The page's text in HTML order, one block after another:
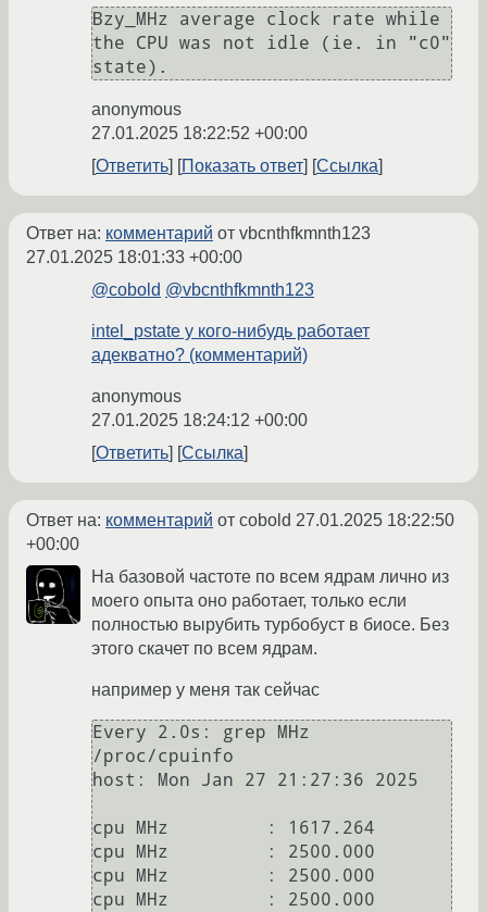
Bzy_MHz average clock rate while
the CPU was not idle (ie. in "c0"
state).
anonymous
27.01.2025 18:22:52 +00:00
Ответить
Показать ответ Ссылка
Ответ на: комментарий от vbcnthfkmnth123
27.01.2025 18:01:33 +00:00
@cobold @vbcnthfkmnth123
intel_pstate у кого-нибудь работает
адекватно? (комментарий)
anonymous
27.01.2025 18:24:12 +00:00
Ответить
Ссылка
Ответ на: комментарий от cobold 27.01.2025 18:22:50
+00:00
На базовой частоте по всем ядрам лично из
моего опыта оно работает, только если
полностью вырубить турбобуст в биосе. Без
этого скачет по всем ядрам.
например у меня так сейчас
Every 2.0s: grep MHz
/proc/cpuinfo
host: Mon Jan 27 21:27:36 2025
cpu MHz         : 1617.264
cpu MHz         : 2500.000
cpu MHz         : 2500.000
cpu MHz         : 2500.000